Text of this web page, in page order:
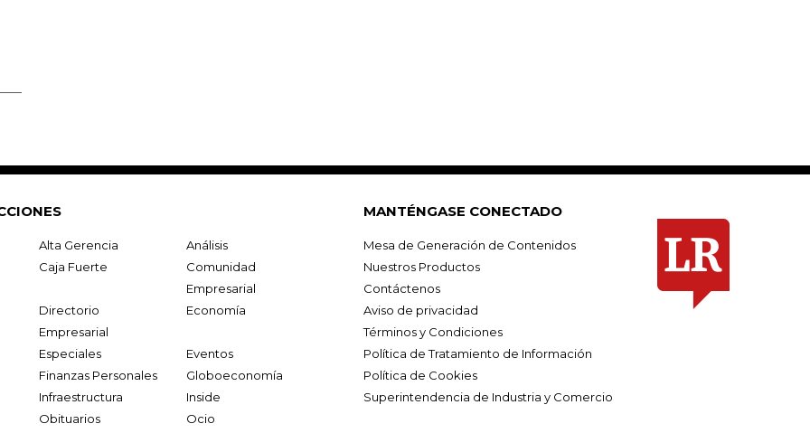
Alta Gerencia
Análisis
Caja Fuerte
Comunidad
Empresarial
Directorio
Empresarial
Economía
Especiales
Eventos
Finanzas Personales
Globoeconomía
Infraestructura
Inside
Obituarios
Ocio
MANTÉNGASE CONECTADO
Mesa de Generación de Contenidos
Nuestros Productos
Contáctenos
Aviso de privacidad
Términos y Condiciones
Política de Tratamiento de Información
Política de Cookies
Superintendencia de Industria y Comercio